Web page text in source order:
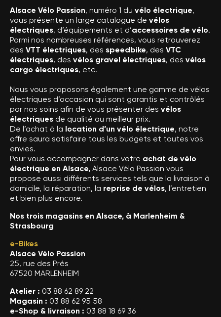
Alsace Vélo Passion, numéro 1 du vélo électrique,
vous présente un large catalogue de vélos
électriques, d’équipements et d’accessoires de vélo.
Parmi nos nombreuses références, vous retrouverez
des VTT électriques, des speedbike, des VTC
électriques, des vélos gravel électriques, des vélos
cargo électriques, etc.
Nous vous proposons également une gamme de vélos
électriques d’occasion qui sont garantis et contrôlés
par nos soins afin de vous présenter des vélos
électriques de qualité au meilleur prix.
De l’achat à la location d’un vélo électrique, notre
offre saura satisfaire tous les budgets et toutes vos
envies.
Pour vous accompagner dans votre achat de vélo
électrique en Alsace, Alsace Vélo Passion vous
propose aussi différents services tels que la livraison à
domicile, la réparation, la reprise de vélos, l’entretien
et bien plus encore.
Nos trois magasins en Alsace, à Marlenheim &
Strasbourg
e-Bikes
Alsace Vélo Passion
25, rue des Prés
67520 MARLENHEIM
Atelier : 03 88 62 89 22
Magasin : 03 88 62 95 58
e-Shop & livraison : 03 88 18 69 36